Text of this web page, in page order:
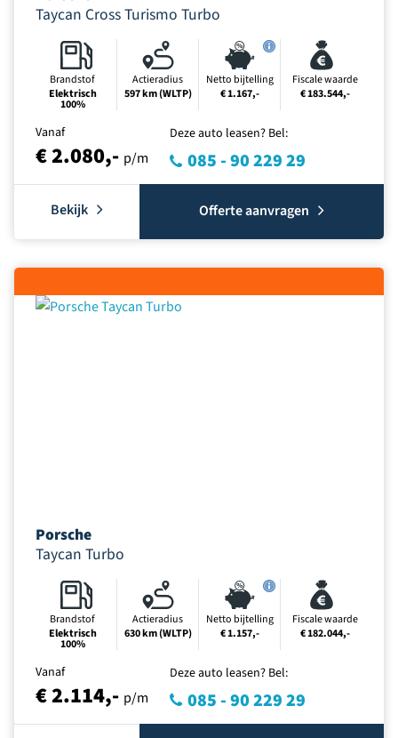
Taycan Cross Turismo Turbo
Brandstof
Elektrisch
100%
Actieradius
597 km (WLTP)
Netto bijtelling
€ 1.167,-
Fiscale waarde
€ 183.544,-
Vanaf
€ 2.080,- p/m
Deze auto leasen? Bel:
085 - 90 229 29
Bekijk Offerte aanvragen
Porsche
Taycan Turbo
Brandstof
Elektrisch
100%
Actieradius
630 km (WLTP)
Netto bijtelling
€ 1.157,-
Fiscale waarde
€ 182.044,-
Vanaf
€ 2.114,- p/m
Deze auto leasen? Bel:
085 - 90 229 29